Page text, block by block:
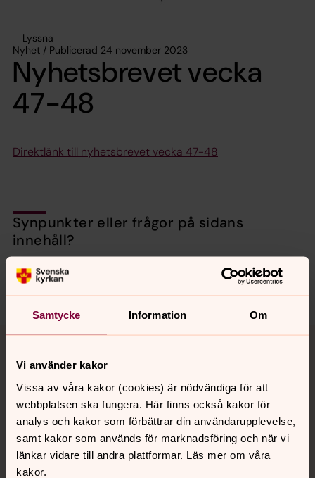
Samtycke Information Om
Vi använder kakor
Vissa av våra kakor (cookies) är nödvändiga för att
webbplatsen ska fungera. Här finns också kakor för
analys och kakor som förbättrar din användarupplevelse,
samt kakor som används för marknadsföring och när vi
länkar vidare till andra plattformar. Läs mer om våra
kakor.
Lyssna
Nyhet / Publicerad 24 november 2023
Nyhetsbrevet vecka
47-48
Direktlänk till nyhetsbrevet vecka 47-48
Synpunkter eller frågor på sidans
innehåll?
valbo-hedesunda.pastorat@svenskakyrkan.se
Dela
Tillbaka till toppen
Tillbaka till innehållet
Kontakt
Kalender